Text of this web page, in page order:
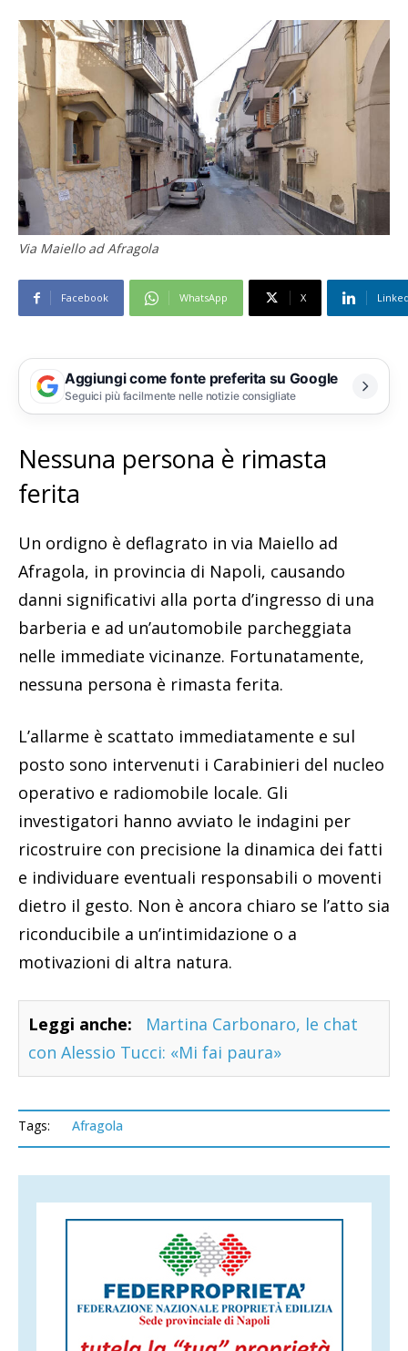
Via Maiello ad Afragola
Facebook WhatsApp X
Aggiungi come fonte preferita su Google
Seguici più facilmente nelle notizie consigliate
Nessuna persona è rimasta
ferita
Un ordigno è deflagrato in via Maiello ad
Afragola, in provincia di Napoli, causando
danni significativi alla porta d’ingresso di una
barberia e ad un’automobile parcheggiata
nelle immediate vicinanze. Fortunatamente,
nessuna persona è rimasta ferita.
L’allarme è scattato immediatamente e sul
posto sono intervenuti i Carabinieri del nucleo
operativo e radiomobile locale. Gli
investigatori hanno avviato le indagini per
ricostruire con precisione la dinamica dei fatti
e individuare eventuali responsabili o moventi
dietro il gesto. Non è ancora chiaro se l’atto sia
riconducibile a un’intimidazione o a
motivazioni di altra natura.
Leggi anche:
Martina Carbonaro, le chat
con Alessio Tucci: «Mi fai paura»
Tags: Afragola